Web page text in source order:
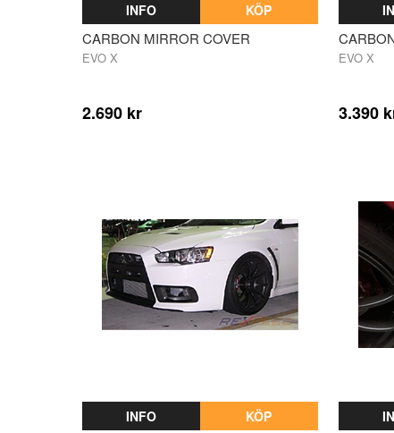
INFO KÖP
CARBON MIRROR COVER
EVO X
2.690 kr
EVO X
3.390
INFO KÖP